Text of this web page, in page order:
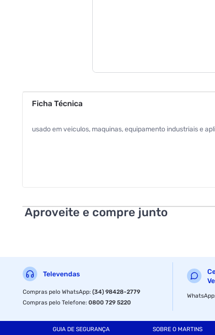
Ficha Técnica
usado em veiculos, maquinas, equipamento industriais e
Aproveite e compre junto
Televendas
Compras pelo WhatsApp:(34) 98428-2779
Compras pelo Telefone:0800 729 5220
WhatsApp
GUIA DE SEGURANÇA SOBRE O MARTINS